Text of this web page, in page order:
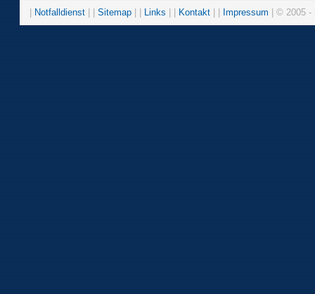
Notfalldienst Sitemap Links Kontakt Impressum | © 2005 -